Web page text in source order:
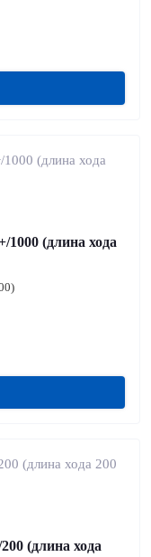
1000 (длина хода
(длина хода